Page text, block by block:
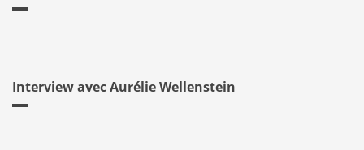
Interview avec Aurélie Wellenstein